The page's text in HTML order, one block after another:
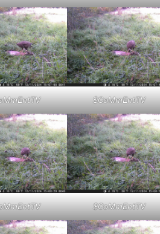
$CoMmEntTV
$CoMmEntTV